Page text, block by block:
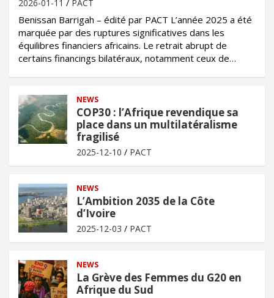
2026-01-11 PACT
Benissan Barrigah – édité par PACT L’année 2025 a été
marquée par des ruptures significatives dans les
équilibres financiers africains. Le retrait abrupt de
certains financings bilatéraux, notamment ceux de…
NEWS
COP30 : l’Afrique revendique sa
place dans un multilatéralisme
fragilisé
2025-12-10 PACT
NEWS
L’Ambition 2035 de la Côte
d’Ivoire
2025-12-03 PACT
NEWS
La Grève des Femmes du G20 en
Afrique du Sud